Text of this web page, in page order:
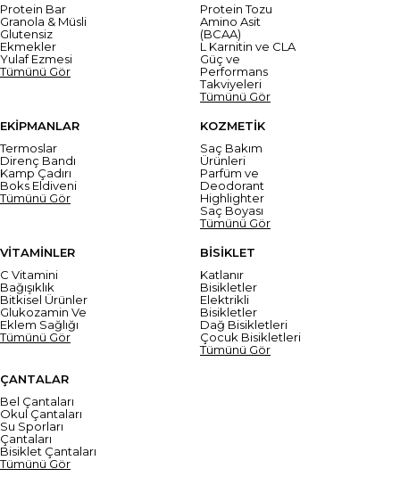
Protein Bar
Granola & Müsli
Glutensiz
Ekmekler
Yulaf Ezmesi
Tümünü Gör
Protein Tozu
Amino Asit
(BCAA)
L Karnitin ve CLA
Güç ve
Performans
Takviyeleri
Tümünü Gör
EKİPMANLAR
Termoslar
Direnç Bandı
Kamp Çadırı
Boks Eldiveni
Tümünü Gör
KOZMETİK
Saç Bakım
Ürünleri
Parfüm ve
Deodorant
Highlighter
Saç Boyası
Tümünü Gör
VİTAMİNLER
C Vitamini
Bağışıklık
Bitkisel Ürünler
Glukozamin Ve
Eklem Sağlığı
Tümünü Gör
BİSİKLET
Katlanır
Bisikletler
Elektrikli
Bisikletler
Dağ Bisikletleri
Çocuk Bisikletleri
Tümünü Gör
ÇANTALAR
Bel Çantaları
Okul Çantaları
Su Sporları
Çantaları
Bisiklet Çantaları
Tümünü Gör